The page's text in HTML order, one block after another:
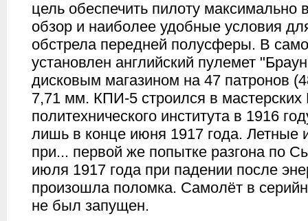
цель обеспечить пилоту
обзор и наиболее удобные условия
обстрела передней полусферы. В
установлен английский пулемет
дисковым магазином на 47 патронов
7,71 мм. КПИ-5 строился в мастерских
политехнического института в 1916
лишь в конце июня 1917 года. Летные
при... первой же попытке разгона по
июля 1917 года при падении после
произошла поломка. Самолёт в
не был запущен.